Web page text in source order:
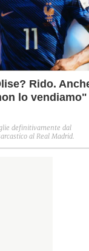
Rido.
lo vendiamo"
definitivamente dal
al Real Madrid.